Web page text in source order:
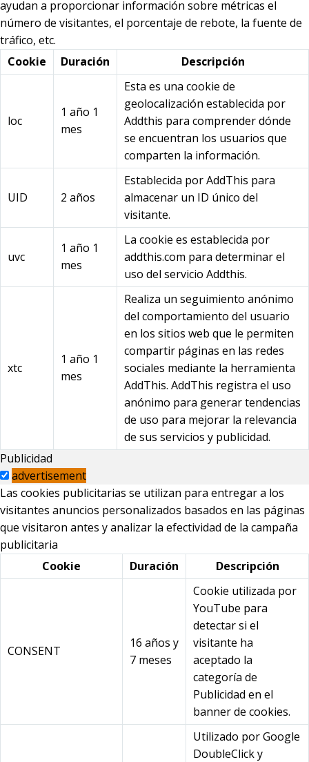
ayudan a proporcionar información sobre métricas el
número de visitantes, el porcentaje de rebote, la fuente de
tráfico, etc.
Cookie
Duración Descripción
loc
1 año 1
mes
Esta es una cookie de
geolocalización establecida por
Addthis para comprender dónde
se encuentran los usuarios que
comparten la información.
UID 2 años
Establecida por AddThis para
almacenar un ID único del
visitante.
uvc
1 año 1
mes
La cookie es establecida por
addthis.com para determinar el
uso del servicio Addthis.
xtc
1 año 1
mes
Realiza un seguimiento anónimo
del comportamiento del usuario
en los sitios web que le permiten
compartir páginas en las redes
sociales mediante la herramienta
AddThis. AddThis registra el uso
anónimo para generar tendencias
de uso para mejorar la relevancia
de sus servicios y publicidad.
Publicidad
advertisement
Las cookies publicitarias se utilizan para entregar a los
visitantes anuncios personalizados basados en las páginas
que visitaron antes y analizar la efectividad de la campaña
publicitaria
Cookie
Duración Descripción
CONSENT
16 años y
7 meses
Cookie utilizada por
YouTube para
detectar si el
visitante ha
aceptado la
categoría de
Publicidad en el
banner de cookies.
Utilizado por Google
DoubleClick y